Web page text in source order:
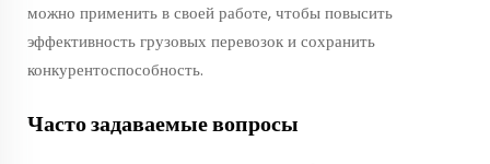
можно применить в своей работе, чтобы повысить
эффективность грузовых перевозок и сохранить
конкурентоспособность.
Часто задаваемые вопросы